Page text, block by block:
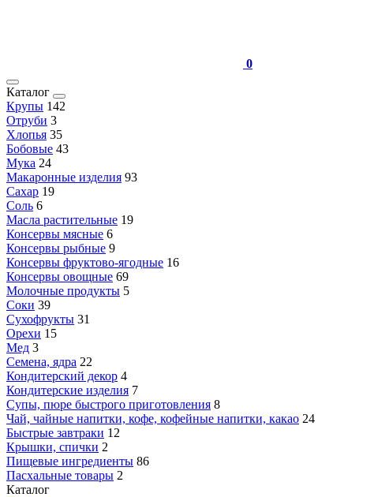
0
Каталог
Крупы 142
Отруби 3
Хлопья 35
Бобовые 43
Мука 24
Макаронные изделия 93
Сахар 19
Соль 6
Масла растительные 19
Консервы мясные 6
Консервы рыбные 9
Консервы фруктово-ягодные 16
Консервы овощные 69
Молочные продукты 5
Соки 39
Сухофрукты 31
Орехи 15
Мед 3
Семена, ядра 22
Кондитерский декор 4
Кондитерские изделия 7
Супы, пюре быстрого приготовления 8
Чай, чайные напитки, кофе, кофейные напитки, какао 24
Быстрые завтраки 12
Крышки, спички 2
Пищевые ингредиенты 86
Пасхальные товары 2
Каталог